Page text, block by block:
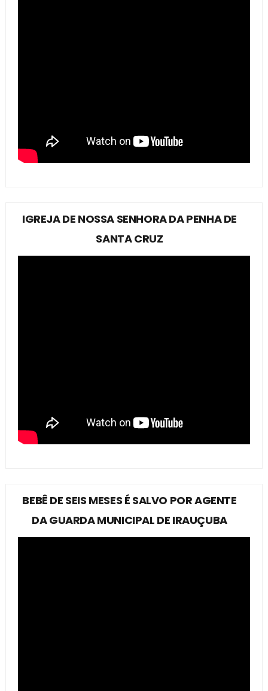
IGREJA DE NOSSA SENHORA DA PENHA DE
SANTA CRUZ
BEBÊ DE SEIS MESES É SALVO POR AGENTE
DA GUARDA MUNICIPAL DE IRAUÇUBA